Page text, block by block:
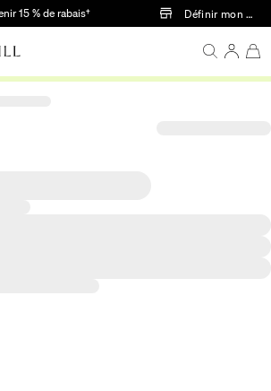
Passer au contenu principal
15 % de rabais† Définir mon